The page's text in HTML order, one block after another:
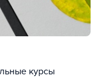
курсы